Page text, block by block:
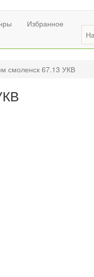
Избранное
смоленск 67.13 УКВ